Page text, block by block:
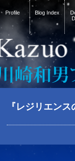
Profile Blog Index
『レジリエン